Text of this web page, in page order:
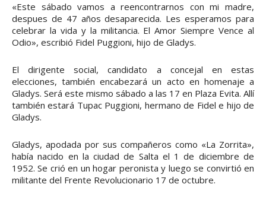
«Este sábado vamos a reencontrarnos con mi madre,
despues de 47 años desaparecida. Les esperamos para
celebrar la vida y la militancia. El Amor Siempre Vence al
Odio», escribió Fidel Puggioni, hijo de Gladys.
El dirigente social, candidato a concejal en estas
elecciones, también encabezará un acto en homenaje a
Gladys. Será este mismo sábado a las 17 en Plaza Evita. Allí
también estará Tupac Puggioni, hermano de Fidel e hijo de
Gladys.
Gladys, apodada por sus compañeros como «La Zorrita»,
había nacido en la ciudad de Salta el 1 de diciembre de
1952. Se crió en un hogar peronista y luego se convirtió en
militante del Frente Revolucionario 17 de octubre.